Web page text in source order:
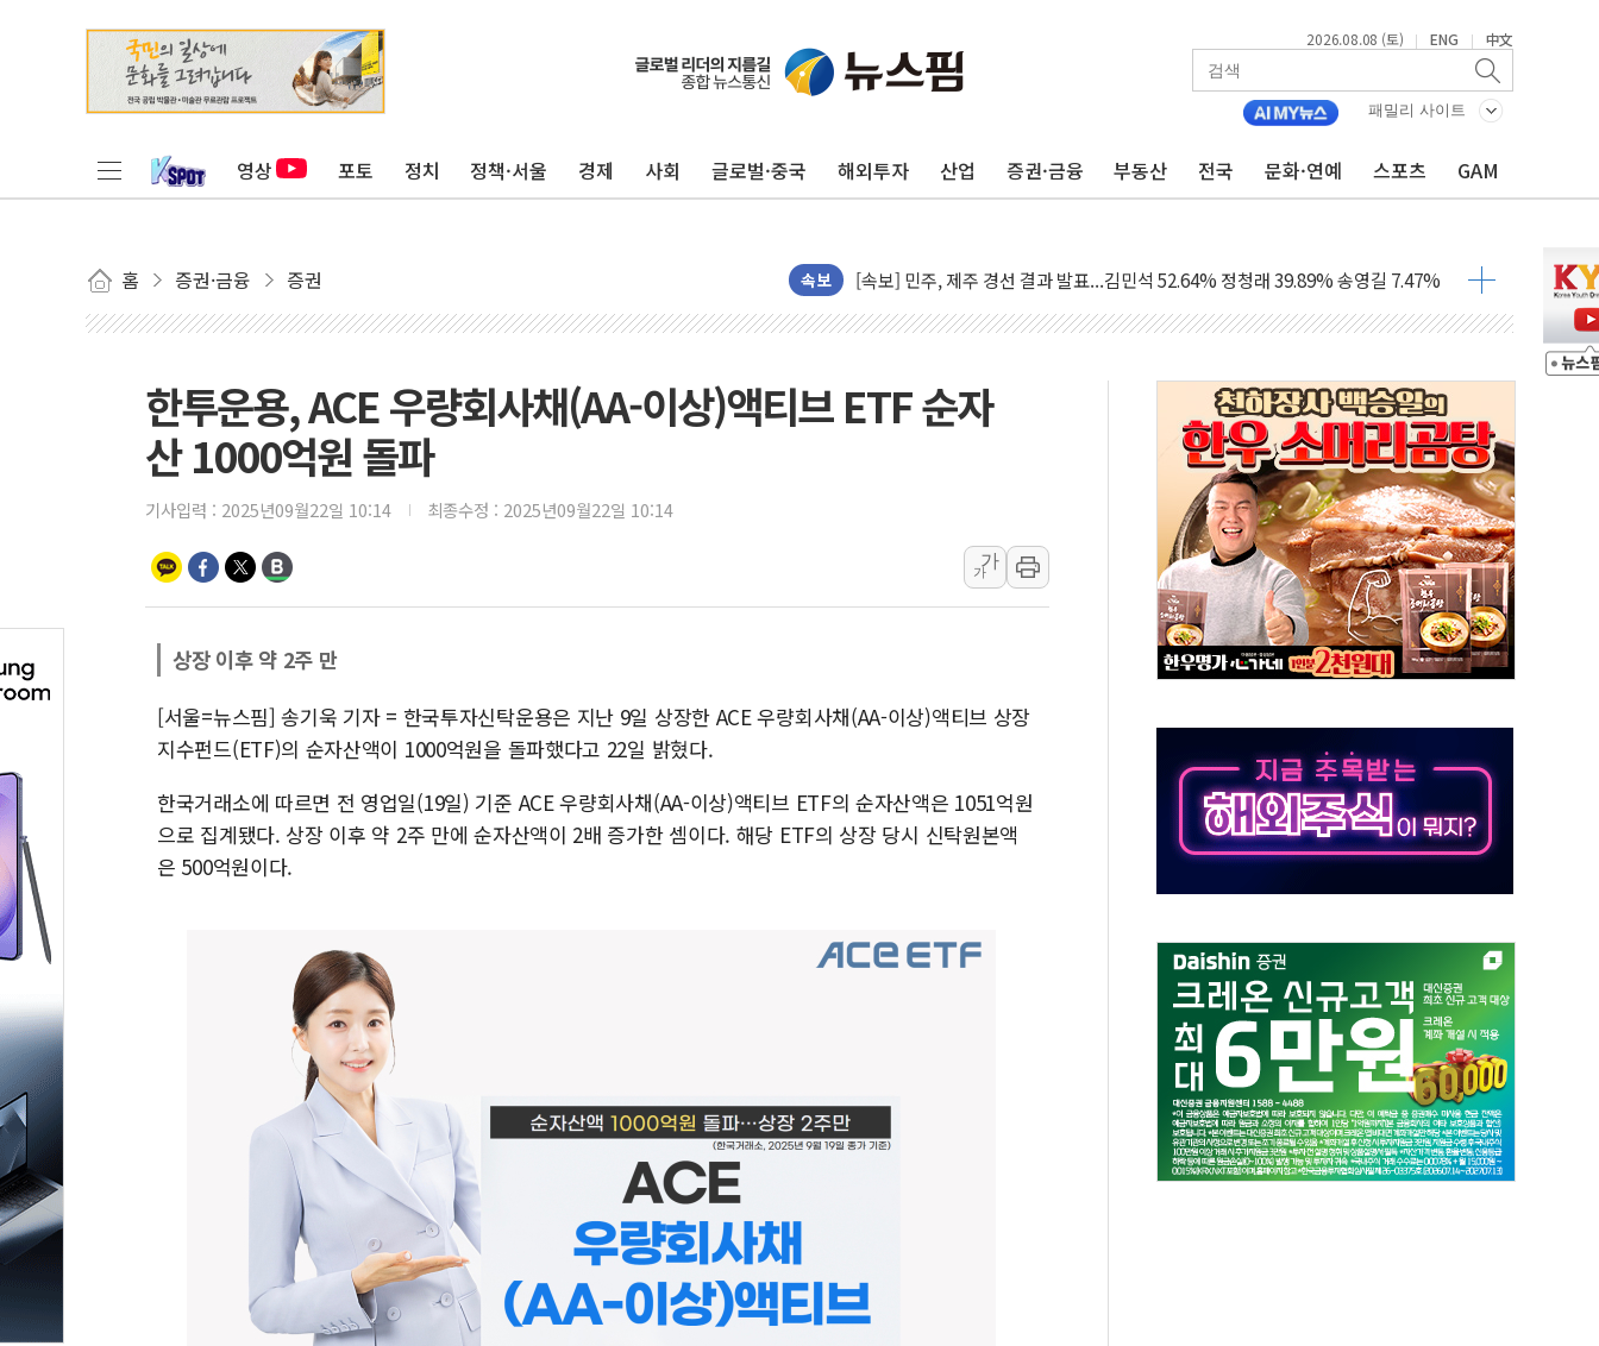
2026.08.08 (토) | ENG | 中文
패밀리 사이트
영상 포토 정치 정책·서울 경제 사회 글로벌·중국 해외투자 산업 증권·금융 부동산 전국 문화·연예 스포츠 GAM
홈 증권·금융 증권 속보
[속보] 민주, 제주·인천 경선 결과 발표...김민석 47.75% 정청래 42.08%
[속보] 민주, 인천 경선 결과 발표...김민석 45.09% 정청래 43.27% 송영길 11.63%
이번주 국내 주요 금융일정(8.10~8.14)
美, 이란전 출구전략 만지작…공습 한계·탄약 부족 현실화
폐기물 수거하다 참변…60대 환경미화원 수거차에 치여 사망
서울 중랑구 주택가서 흉기 난동…60대 남성 2명 숨져
李대통령 "결혼 때문에 손해 보는 일 없게"…'결혼 페널티' 22개 과제 손본다
여수 오동도 인근 해상서 모터보트 전복…1명 사망·1명 실종
추미애, '위안부' 피해자 기림의 날 참석..."국제적 시민 연대로 목소리 내야"
인천 선재도 갯벌서 해루질 중 실종 60대 나흘만에 숨진 채 발견
인천서 말다툼 중 어머니 흉기 살해 10대 아들 체포
'화합' 꺼낸 김민석에 '뻔뻔' 받아친 정청래…제주 연설서 신경전 고조
李대통령, ISA 개편 재검토 지시…與 "적극 환영"·野 "졸속 국정"
동해중부 전 해상 풍랑주의보…10일까지 최대 3.5m 높은 물결
中 전방위 아파트 부양, 수도 베이징도 부동산 규제 철폐
인제 용대리 계곡서 수위 상승으로 피서객 7명 고립…전원 구조
동해시, 11~14일 '별똥별 멍' 운영…페르세우스 유성우 관측
한투운용, ACE 우량회사채(AA-이상)액티브 ETF 순자
산 1000억원 돌파
기사입력 : 2025년09월22일 10:14 최종수정 : 2025년09월22일 10:14
가
가
상장 이후 약 2주 만
[서울=뉴스핌] 송기욱 기자 = 한국투자신탁운용은 지난 9일 상장한 ACE 우량회사채(AA-이상)액티브 상장
지수펀드(ETF)의 순자산액이 1000억원을 돌파했다고 22일 밝혔다.
한국거래소에 따르면 전 영업일(19일) 기준 ACE 우량회사채(AA-이상)액티브 ETF의 순자산액은 1051억원
으로 집계됐다. 상장 이후 약 2주 만에 순자산액이 2배 증가한 셈이다. 해당 ETF의 상장 당시 신탁원본액
은 500억원이다.